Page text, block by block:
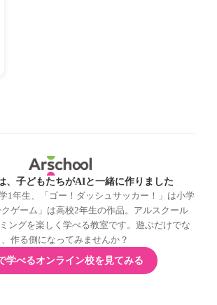
、子どもたちがAIと一緒に作りました
1年生、「ゴー！ダッシュサッカー！」は小学
ゲーム」は高校2年生の作品。アルスクール
ングを楽しく学べる教室です。遊ぶだけでな
、作る側になってみませんか？
学べるオンライン校を見てみる